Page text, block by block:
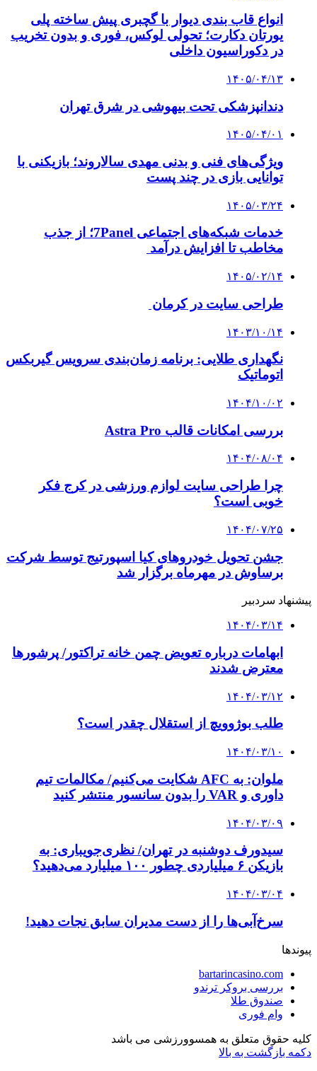
انواع قاب بندی دیوار با گچبری پیش ساخته پلی
یورتان دکارت؛ تحولی لوکس، فوری و بدون تخریب
در دکوراسیون داخلی
۱۴۰۵/۰۴/۱۳
دندانپزشکی تحت بیهوشی در شرق تهران
۱۴۰۵/۰۴/۰۱
ویژگی‌های فنی و بدنی مهدی سالاروند؛ بازیکنی با
توانایی بازی در چند پست
۱۴۰۵/۰۳/۲۴
خدمات شبکه‌های اجتماعی 7Panel؛ از جذب
مخاطب تا افزایش درآمد
۱۴۰۵/۰۲/۱۴
طراحی سایت در کرمان
۱۴۰۳/۱۰/۱۴
نگهداری طلایی: برنامه زمان‌بندی سرویس گیربکس
اتوماتیک
۱۴۰۴/۱۰/۰۲
بررسی امکانات قالب Astra Pro
۱۴۰۴/۰۸/۰۴
چرا طراحی سایت لوازم ورزشی در کرج فکر
خوبی است؟
۱۴۰۴/۰۷/۲۵
جشن تحویل خودروهای کیا اسپورتیج توسط شرکت
برساوش در مهرماه برگزار شد
پیشنهاد سردبیر
۱۴۰۴/۰۳/۱۴
ابهامات درباره تعویض چمن خانه تراکتور/ پرشورها
معترض شدند
۱۴۰۴/۰۳/۱۲
طلب بوژوویچ از استقلال چقدر است؟
۱۴۰۴/۰۳/۱۰
ملوان: به AFC شکایت می‌کنیم/ مکالمات تیم
داوری و VAR را بدون سانسور منتشر کنید
۱۴۰۴/۰۳/۰۹
سیدورف دوشنبه در تهران/ نظری‌جویباری: به
بازیکن ۶ میلیاردی چطور ۱۰۰ میلیارد می‌دهید؟
۱۴۰۴/۰۳/۰۴
سرخ‌آبی‌ها را از دست مدیران سابق نجات دهید!
پیوندها
bartarincasino.com
بررسی بروکر ترندو
صندوق طلا
وام فوری
کلیه حقوق متعلق به همسوورزشی می باشد
دکمه بازگشت به بالا